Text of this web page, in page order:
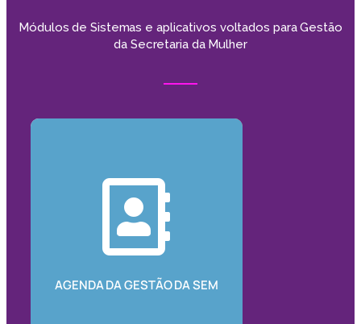
Módulos de Sistemas e aplicativos voltados para Gestão
da Secretaria da Mulher
AGENDA DA GESTÃO DA SEM